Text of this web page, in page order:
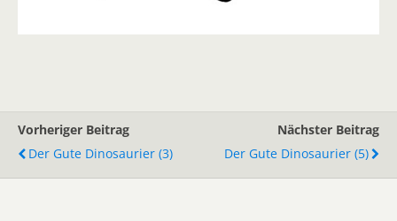
Vorheriger Beitrag
Der Gute Dinosaurier (3)
Nächster Beitrag
Der Gute Dinosaurier (5)